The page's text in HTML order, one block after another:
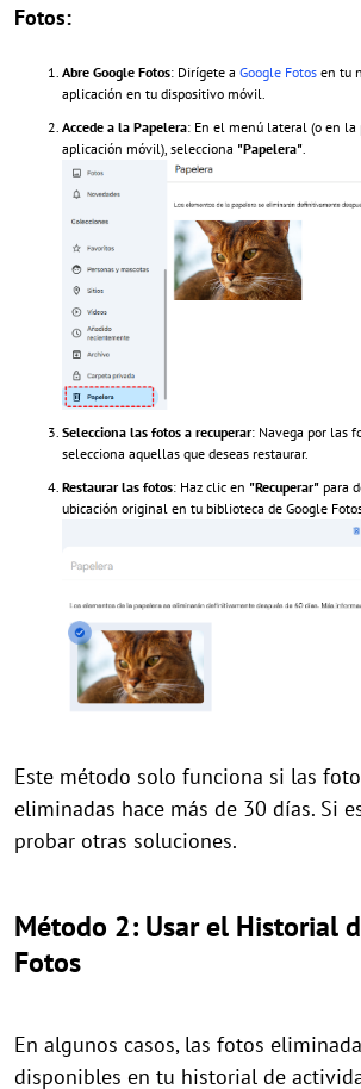
Fotos:
Abre Google Fotos: Dirígete a Google Fotos en tu
aplicación en tu dispositivo móvil.
Accede a la Papelera: En el menú lateral (o en
aplicación móvil), selecciona "Papelera".
Selecciona las fotos a recuperar: Navega por las
selecciona aquellas que deseas restaurar.
Restaurar las fotos: Haz clic en "Recuperar" para
ubicación original en tu biblioteca de Google
Este método solo funciona si las
eliminadas hace más de 30 días. Si
probar otras soluciones.
Método 2: Usar el Historial
Fotos
En algunos casos, las fotos
disponibles en tu historial de